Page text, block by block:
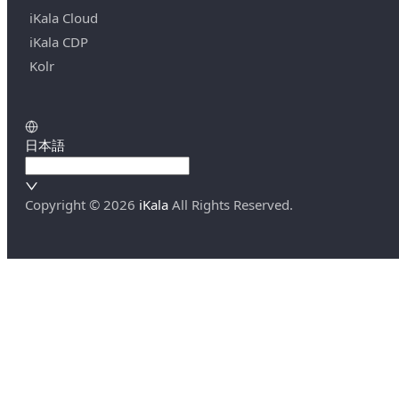
iKala Cloud
iKala CDP
Kolr
日本語
Copyright © 2026 iKala All Rights Reserved.